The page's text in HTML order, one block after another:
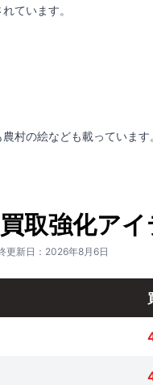
ています。
村の絵なども載っています
取強化アイ
更新日：2026年8月6日